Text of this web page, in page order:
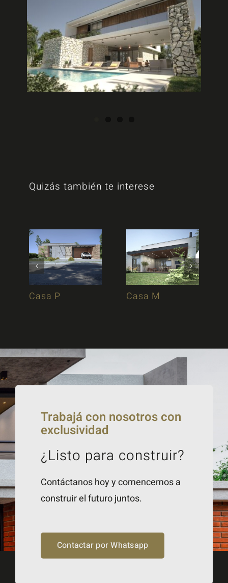
Quizás también te interese
Casa P Casa M
Trabajá con nosotros con
exclusividad
¿Listo para construir?
Contáctanos hoy y comencemos a
construir el futuro juntos.
Contactar por Whatsapp